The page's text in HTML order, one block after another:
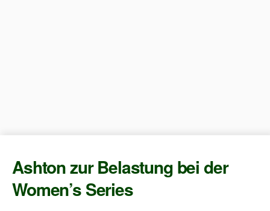
Ashton zur Belastung bei der
Women’s Series